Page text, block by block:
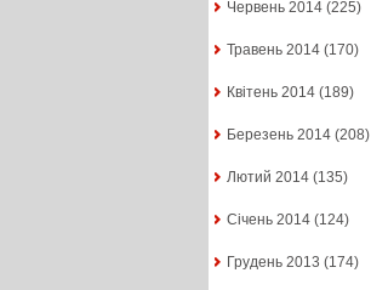
Червень 2014(225)
Травень 2014(170)
Квітень 2014(189)
Березень 2014(208)
Лютий 2014(135)
Січень 2014(124)
Грудень 2013 (174)